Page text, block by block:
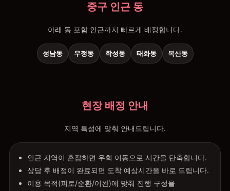
중구 인근 동
아래 동 포함 인근까지 빠르게 배정합니다.
성남동 우정동 학성동 태화동 복산동
현장 배정 안내
지역 특성에 맞춰 안내드립니다.
인근 지역이 혼잡하면 우회 이동으로 시간을 단축합니다.
상담 후 배정이 완료되면 도착 예상시간을 바로 드립니다.
이용 목적(피로/순환/이완)에 맞춰 진행 구성을